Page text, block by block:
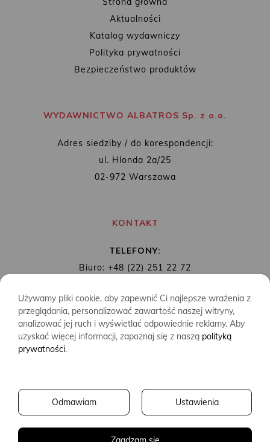
Aktualności
Katalog wydawniczy
Polityka prywatności
Bezpieczeństwo produktów
WYDAWNICTWO ALBATROS Sp. z o.o.
Adres siedziby / do korespondencji:
ul. Hlonda 2a/25
02-972 Warszawa
KONTAKT
TELEFONY:
Biuro: +48 (22) 251 22 72
MAIL: biuro@wydawnictwoalbatros.com
COPYRIGHTS
WYDAWNICTWO ALBATROS
CREATED BY2SIDES.PL
Używamy pliki cookie, aby zapewnić Ci najlepsze wrażenia z
przeglądania, personalizować zawartość naszej witryny,
analizować jej ruch i wyświetlać odpowiednie reklamy. Aby
uzyskać więcej informacji, zapoznaj się z naszą polityką
prywatności.
Ustawienia
Odmawiam